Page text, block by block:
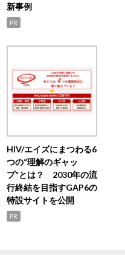
新事例
PR
HIV/エイズにまつわる6
つの“理解のギャッ
プ”とは？ 2030年の流
行終結を目指すGAP6の
特設サイトを公開
PR